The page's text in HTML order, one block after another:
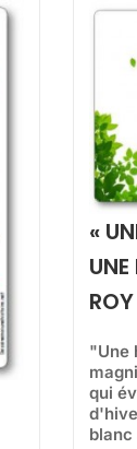
«
ROY
"Une
qui